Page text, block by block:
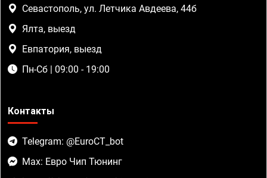
Севастополь, ул. Летчика Авдеева, 44б
Ялта, выезд
Евпатория, выезд
Пн-Сб | 09:00 - 19:00
Контакты
Telegram: @EuroCT_bot
Max: Евро Чип Тюнинг